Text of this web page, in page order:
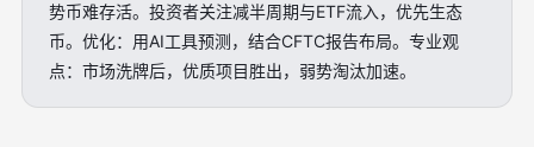
势币难存活。投资者关注减半周期与ETF流入，优先生态
币。优化：用AI工具预测，结合CFTC报告布局。专业观
点：市场洗牌后，优质项目胜出，弱势淘汰加速。